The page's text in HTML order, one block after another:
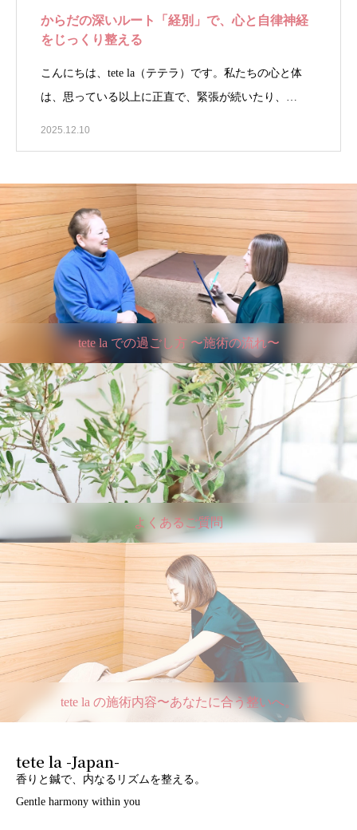
からだの深いルート「経別」で、心と自律神経
をじっくり整える
こんにちは、tete la（テテラ）です。私たちの心と体
は、思っている以上に正直で、緊張が続いたり、…
2025.12.10
tete la での過ごし方 〜施術の流れ〜
よくあるご質問
tete la の施術内容〜あなたに合う整いへ。
tete la -Japan-
香りと鍼で、内なるリズムを整える。
Gentle harmony within you